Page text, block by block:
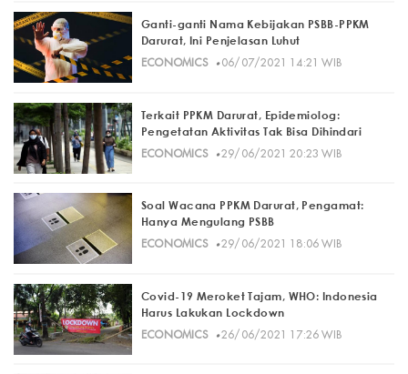
Ganti-ganti Nama Kebijakan PSBB-PPKM
Darurat, Ini Penjelasan Luhut
ECONOMICS· 06/07/2021 14:21 WIB
Terkait PPKM Darurat, Epidemiolog:
Pengetatan Aktivitas Tak Bisa Dihindari
ECONOMICS· 29/06/2021 20:23 WIB
Soal Wacana PPKM Darurat, Pengamat:
Hanya Mengulang PSBB
ECONOMICS· 29/06/2021 18:06 WIB
Covid-19 Meroket Tajam, WHO: Indonesia
Harus Lakukan Lockdown
ECONOMICS· 26/06/2021 17:26 WIB